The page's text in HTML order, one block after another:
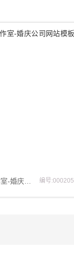
编号:000205